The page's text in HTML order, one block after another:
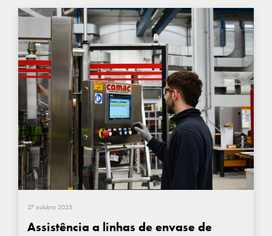
27 outubro 2025
Assistência a linhas de envase de